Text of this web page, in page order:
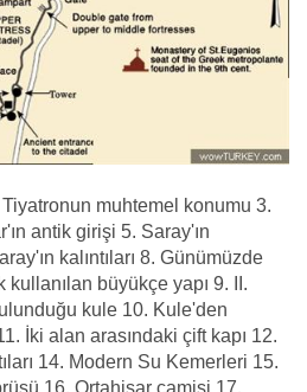
Tiyatronun muhtemel konumu 3.
antik girişi 5. Saray'ın
kalıntıları 8. Günümüzde
büyükçe yapı 9. II.
kule 10. Kule'den
İki alan arasındaki çift kapı 12.
14. Modern Su Kemerleri 15.